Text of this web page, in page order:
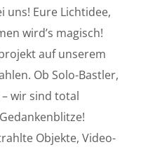
uns! Eure Lichtidee,
wird’s magisch!
auf unserem
Ob Solo-Bastler,
wir sind total
Objekte, Video-